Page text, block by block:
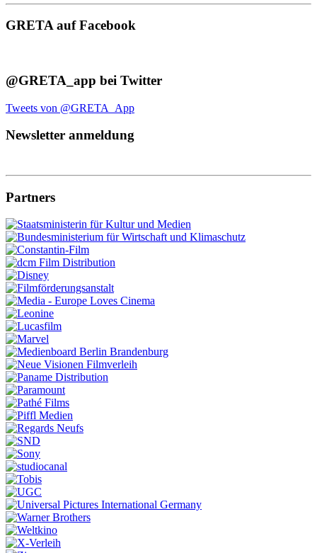
GRETA auf Facebook
@GRETA_app bei Twitter
Tweets von @GRETA_App
Newsletter anmeldung
Partners